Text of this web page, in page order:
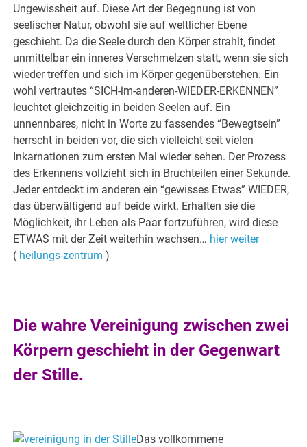
Ungewissheit auf. Diese Art der Begegnung ist von
seelischer Natur, obwohl sie auf weltlicher Ebene
geschieht. Da die Seele durch den Körper strahlt, findet
unmittelbar ein inneres Verschmelzen statt, wenn sie sich
wieder treffen und sich im Körper gegenüberstehen. Ein
wohl vertrautes “SICH-im-anderen-WIEDER-ERKENNEN”
leuchtet gleichzeitig in beiden Seelen auf. Ein
unnennbares, nicht in Worte zu fassendes “Bewegtsein”
herrscht in beiden vor, die sich vielleicht seit vielen
Inkarnationen zum ersten Mal wieder sehen. Der Prozess
des Erkennens vollzieht sich in Bruchteilen einer Sekunde.
Jeder entdeckt im anderen ein “gewisses Etwas” WIEDER,
das überwältigend auf beide wirkt. Erhalten sie die
Möglichkeit, ihr Leben als Paar fortzuführen, wird diese
ETWAS mit der Zeit weiterhin wachsen… hier weiter
( heilungs-zentrum )
Die wahre Vereinigung zwischen zwei
Körpern geschieht in der Gegenwart
der Stille.
Das vollkommene